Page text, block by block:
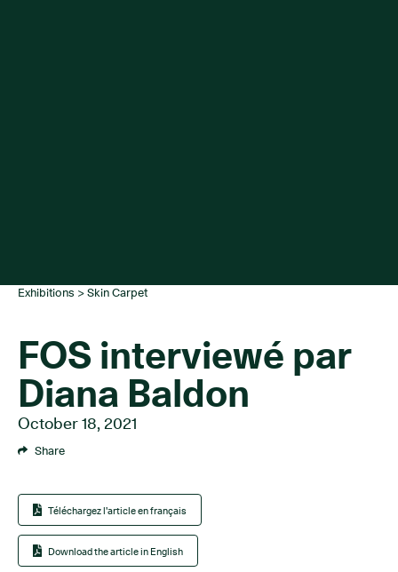
Exhibitions >Skin Carpet
FOS interviewé par
Diana Baldon
October 18, 2021
Share
Téléchargez l'article en français
Download the article in English